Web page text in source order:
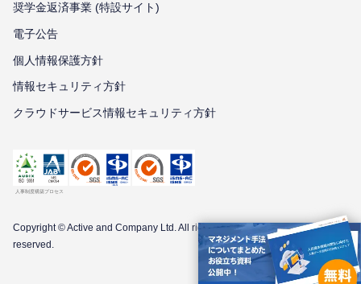
奨学金返済事業 (特設サイト)
電子公告
個⼈情報保護⽅針
情報セキュリティ⽅針
クラウドサービス情報セキュリティ方針
Copyright © Active and Company Ltd. All rights
reserved.